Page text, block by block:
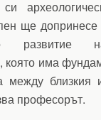
си
ще допринесе
развитие
която има
между близкия
професорът.